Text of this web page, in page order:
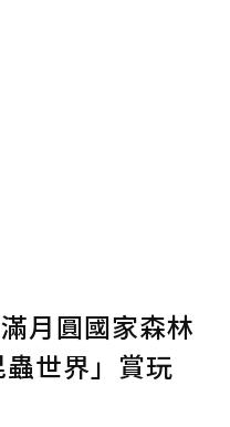
月圓國家森林
世界」賞玩